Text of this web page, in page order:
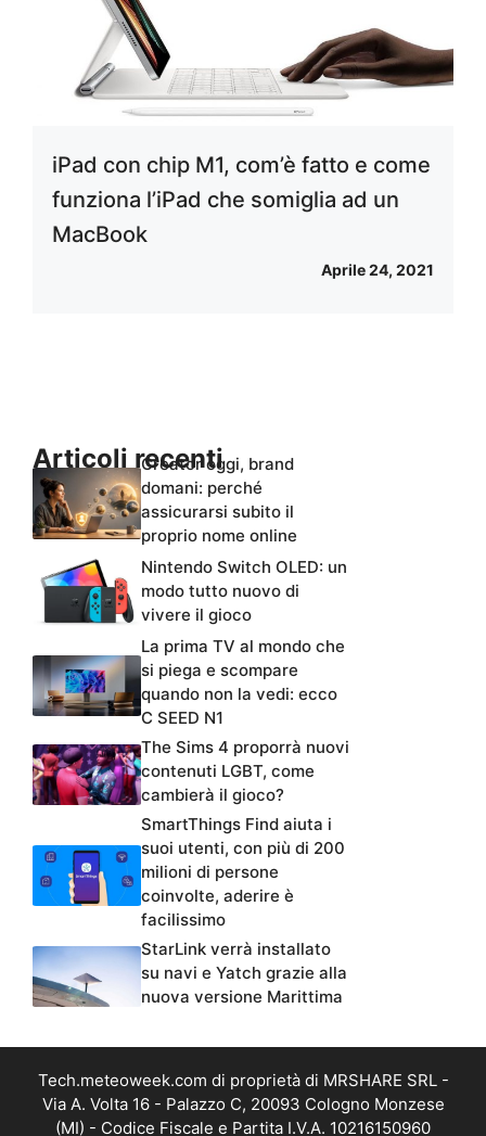
iPad con chip M1, com’è fatto e come
funziona l’iPad che somiglia ad un
MacBook
Aprile 24, 2021
Articoli recenti
Creator oggi, brand
domani: perché
assicurarsi subito il
proprio nome online
Nintendo Switch OLED: un
modo tutto nuovo di
vivere il gioco
La prima TV al mondo che
si piega e scompare
quando non la vedi: ecco
C SEED N1
The Sims 4 proporrà nuovi
contenuti LGBT, come
cambierà il gioco?
SmartThings Find aiuta i
suoi utenti, con più di 200
milioni di persone
coinvolte, aderire è
facilissimo
StarLink verrà installato
su navi e Yatch grazie alla
nuova versione Marittima
Tech.meteoweek.com di proprietà di MRSHARE SRL -
Via A. Volta 16 - Palazzo C, 20093 Cologno Monzese
(MI) - Codice Fiscale e Partita I.V.A. 10216150960